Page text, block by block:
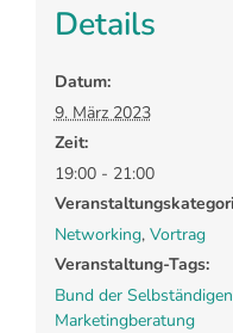
Details
Datum:
9. März 2023
Zeit:
19:00 - 21:00
Networking, Vortrag
Veranstaltung-Tags:
Bund der
Marketingberatung